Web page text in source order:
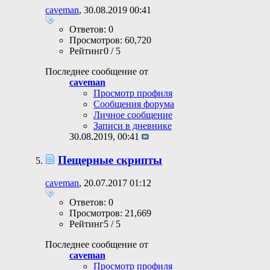
caveman, 30.08.2019 00:41
Ответов: 0
Просмотров: 60,720
Рейтинг0 / 5
Последнее сообщение от
caveman
Просмотр профиля
Сообщения форума
Личное сообщение
Записи в дневнике
30.08.2019, 00:41
Пещерные скрипты
caveman, 20.07.2017 01:12
Ответов: 0
Просмотров: 21,669
Рейтинг5 / 5
Последнее сообщение от
caveman
Просмотр профиля